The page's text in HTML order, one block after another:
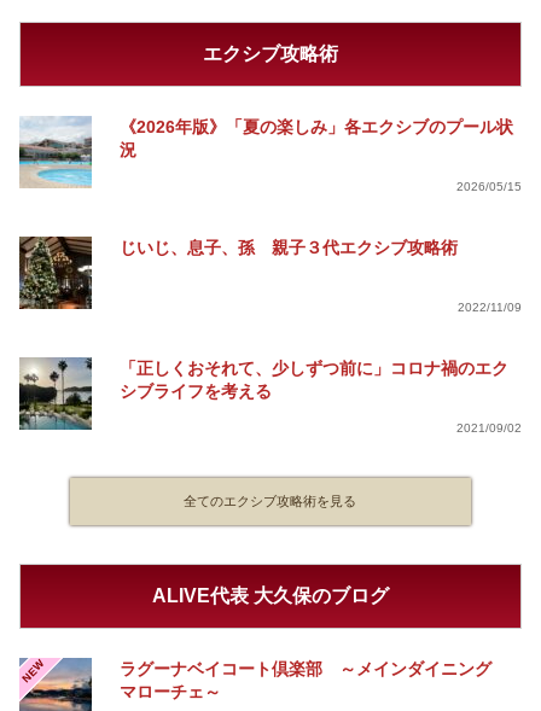
エクシブ攻略術
《2026年版》「夏の楽しみ」各エクシブのプール状
況
2026/05/15
じいじ、息子、孫 親子３代エクシブ攻略術
2022/11/09
「正しくおそれて、少しずつ前に」コロナ禍のエク
シブライフを考える
2021/09/02
全てのエクシブ攻略術を見る
ALIVE代表 大久保のブログ
NEW
ラグーナベイコート倶楽部 ～メインダイニング
マローチェ～